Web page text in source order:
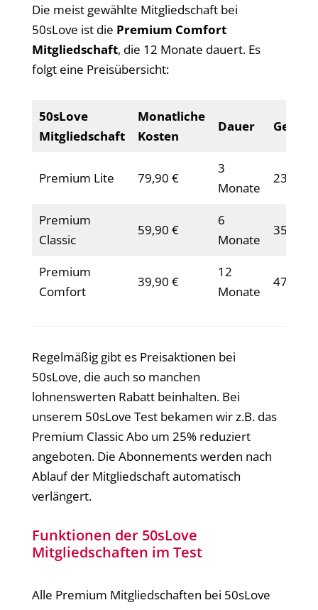
Die meist gewählte Mitgliedschaft bei
50sLove ist die Premium Comfort
Mitgliedschaft, die 12 Monate dauert. Es
folgt eine Preisübersicht:
50sLove
Mitgliedschaft
Monatliche
Kosten
Dauer
Premium Lite 79,90 €
3
Monate
239,70
Premium
Classic
59,90 €
6
Monate
359,40
Premium
Comfort
39,90 €
12
Monate
478,80
Regelmäßig gibt es Preisaktionen bei
50sLove, die auch so manchen
lohnenswerten Rabatt beinhalten. Bei
unserem 50sLove Test bekamen wir z.B. das
Premium Classic Abo um 25% reduziert
angeboten. Die Abonnements werden nach
Ablauf der Mitgliedschaft automatisch
verlängert.
Funktionen der 50sLove
Mitgliedschaften im Test
Alle Premium Mitgliedschaften bei 50sLove